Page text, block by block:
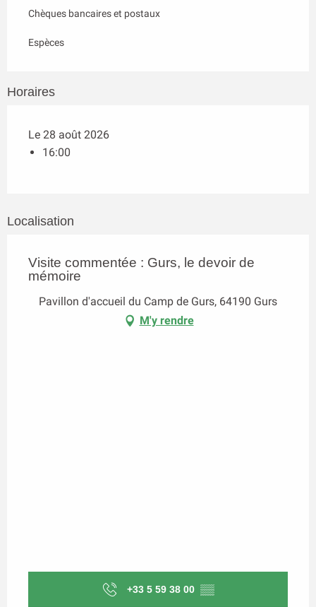
Chèques bancaires et postaux
Espèces
Horaires
Le 28 août 2026
16:00
Localisation
Visite commentée : Gurs, le devoir de
mémoire
Pavillon d'accueil du Camp de Gurs, 64190 Gurs
M'y rendre
+33 5 59 38 00 ▒▒